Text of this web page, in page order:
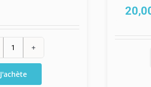
quantité
Recharge
J'achète